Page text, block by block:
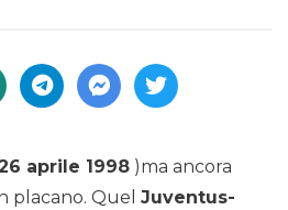
aprile 1998 )ma ancora
placano. Quel Juventus-